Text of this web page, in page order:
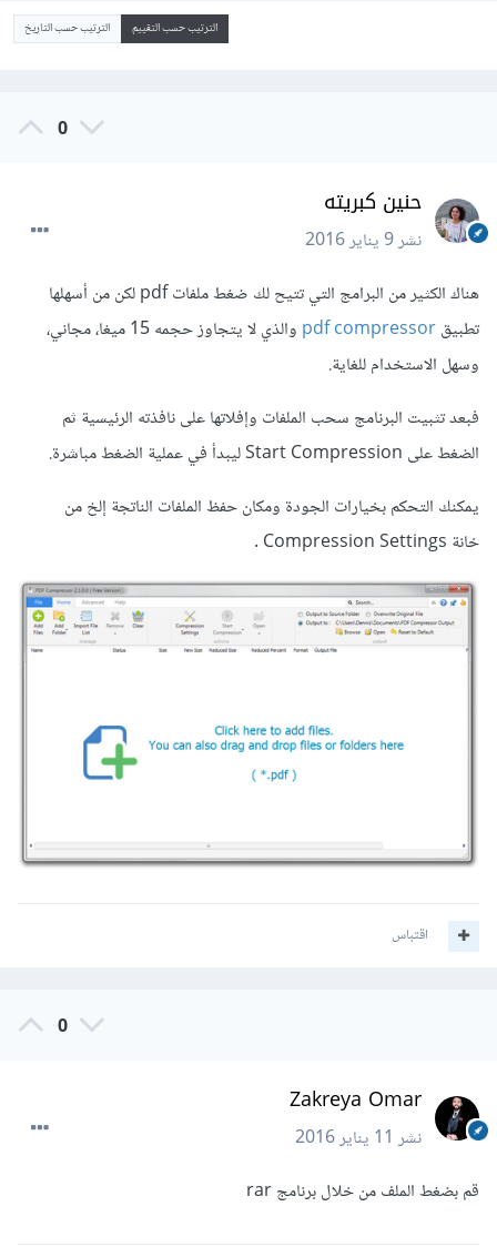
الترتيب حسب التقييم الترتيب حسب التاريخ
0
حنين كبريته
نشر9 يناير 2016
هناك الكثير من البرامج التي تتيح لك ضغط ملفات pdf لكن من أسهلها
تطبيقpdf compressor
والذي لا يتجاوز حجمه 15 ميغا، مجاني،
وسهل الاستخدام للغاية.
فبعد تثبيت البرنامج سحب الملفات وإفلاتها على نافذته الرئيسية ثم
الضغط على Start Compression ليبدأ في عملية الضغط مباشرة.
يمكنك التحكم بخيارات الجودة ومكان حفظ الملفات الناتجة إلخ من
خانة Compression Settings .
اقتباس
0
Zakreya Omar
نشر11 يناير 2016
قم بضغط الملف من خلال برنامج rar